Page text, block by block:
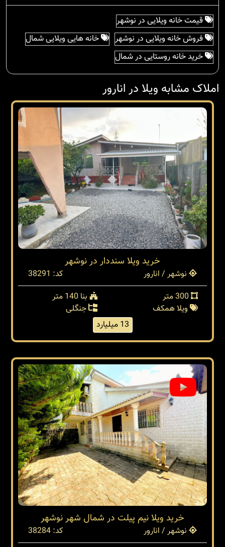
قیمت خانه ویلایی در نوشهر
فروش خانه ویلایی در نوشهر
خانه هایی ویلایی شمال
خرید خانه روستایی در شمال
املاک مشابه ویلا در انارور
خرید ویلا سنددار در نوشهر
نوشهر / انارور
کد: 38291
بنا 140 متر
ویلا همکف
جنگلی
13 میلیارد
خرید ویلا نیم پیلت در شمال شهر نوشهر
نوشهر / انارور
کد: 38284